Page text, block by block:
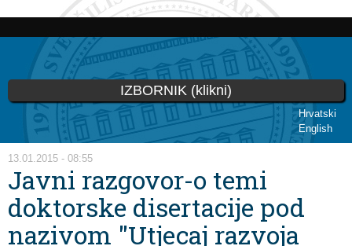
Skoči
glavni
sadržaj
Hrvatski
English
IZBORNIK (klikni)
Vi ste ovdje
13.01.2015 - 08:55
Javni razgovor-o temi
doktorske disertacije pod
nazivom "Utjecaj razvoja